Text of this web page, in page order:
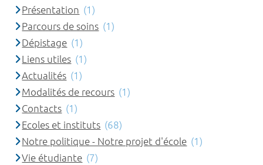
Présentation (1)
Parcours de soins (1)
Dépistage (1)
Liens utiles (1)
Actualités (1)
Modalités de recours (1)
Contacts (1)
Ecoles et instituts (68)
Notre politique - Notre projet d'école (1)
Vie étudiante (7)